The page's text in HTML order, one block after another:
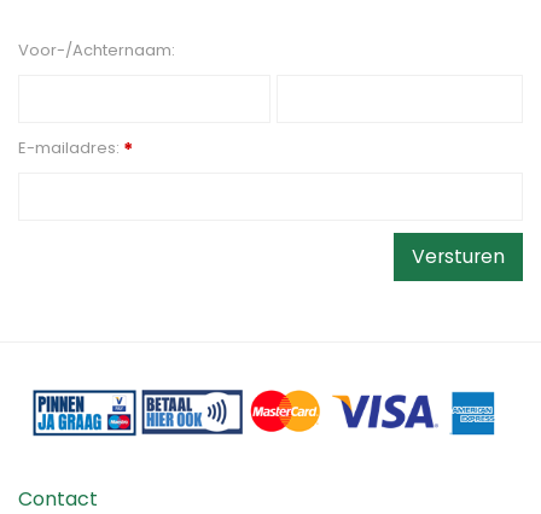
Voor-/Achternaam:
E-mailadres: *
Contact